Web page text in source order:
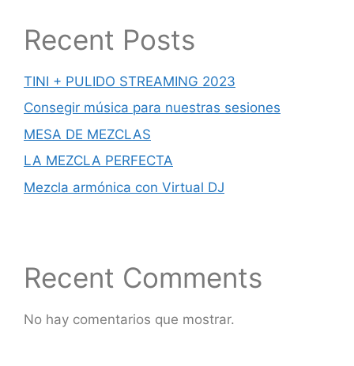
Recent Posts
TINI + PULIDO STREAMING 2023
Consegir música para nuestras sesiones
MESA DE MEZCLAS
LA MEZCLA PERFECTA
Mezcla armónica con Virtual DJ
Recent Comments
No hay comentarios que mostrar.